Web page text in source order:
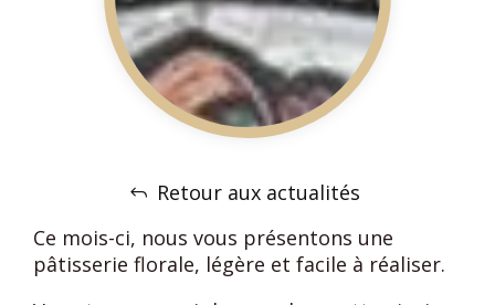
Retour aux actualités
Ce mois-ci, nous vous présentons une
pâtisserie florale, légère et facile à réaliser.